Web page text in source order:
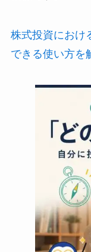
株式投資におけ
できる使い方を